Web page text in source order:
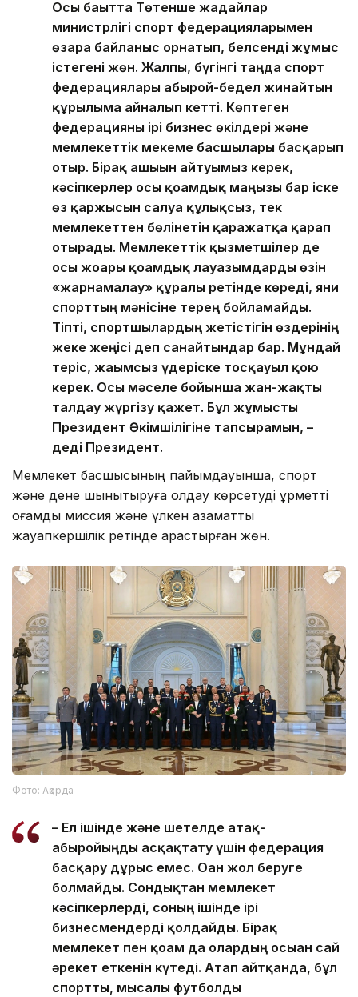
Осы бағытта Төтенше жағдайлар
министрлігі спорт федерацияларымен
өзара байланыс орнатып, белсенді жұмыс
істегені жөн. Жалпы, бүгінгі таңда спорт
федерациялары абырой-бедел жинайтын
құрылымға айналып кетті. Көптеген
федерацияны ірі бизнес өкілдері және
мемлекеттік мекеме басшылары басқарып
отыр. Бірақ ашығын айтуымыз керек,
кәсіпкерлер осы қоғамдық маңызы бар іске
өз қаржысын салуға құлықсыз, тек
мемлекеттен бөлінетін қаражатқа қарап
отырады. Мемлекеттік қызметшілер де
осы жоғары қоғамдық лауазымдарды өзін
«жарнамалау» құралы ретінде көреді, яғни
спорттың мәнісіне терең бойламайды.
Тіпті, спортшылардың жетістігін өздерінің
жеке жеңісі деп санайтындар бар. Мұндай
теріс, жағымсыз үдеріске тосқауыл қою
керек. Осы мәселе бойынша жан-жақты
талдау жүргізу қажет. Бұл жұмысты
Президент Әкімшілігіне тапсырамын, –
деді Президент.
Мемлекет басшысының пайымдауынша, спорт
және дене шынықтыруға қолдау көрсетуді құрметті
қоғамдық миссия және үлкен азаматтық
жауапкершілік ретінде қарастырған жөн.
Фото: Ақорда
– Ел ішінде және шетелде атақ-
абыройыңды асқақтату үшін федерация
басқару дұрыс емес. Оған жол беруге
болмайды. Сондықтан мемлекет
кәсіпкерлерді, соның ішінде ірі
бизнесмендерді қолдайды. Бірақ
мемлекет пен қоғам да олардың осыған сай
әрекет еткенін күтеді. Атап айтқанда, бұл
спортты, мысалы футболды